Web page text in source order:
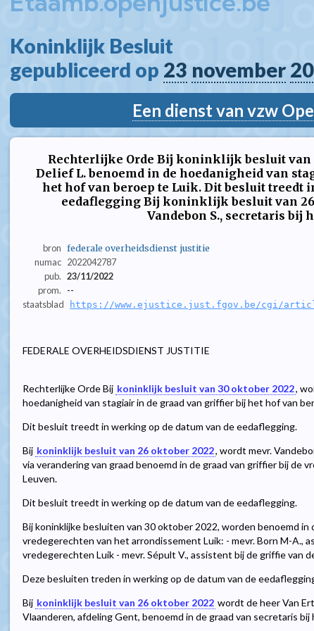
Koninklijk Besluit
gepubliceerd op 23 november
Een dienst van vzw
Rechterlijke Orde Bij koninklijk besluit van
Delief L. benoemd in de hoedanigheid van
het hof van beroep te Luik. Dit besluit treedt
eedaflegging Bij koninklijk besluit van
Vandebon S., secretaris bij
bron federale overheidsdienst justitie
numac 2022042787
pub. 23/11/2022
prom.
--
staatsblad
https://www.ejustice.just.fgov.be/cgi/
FEDERALE OVERHEIDSDIENST JUSTITIE
Rechterlijke Orde Bij koninklijk besluit van 30 oktober 2022,
hoedanigheid van stagiair in de graad van griffier bij het hof van
Dit besluit treedt in werking op de datum van de eedaflegging.
Bij koninklijk besluit van 26 oktober 2022, wordt mevr.
via verandering van graad benoemd in de graad van griffier bij de
Leuven.
Dit besluit treedt in werking op de datum van de eedaflegging.
Bij koninklijke besluiten van 30 oktober 2022, worden benoemd in
vredegerechten van het arrondissement Luik: - mevr. Born M-A.,
vredegerechten Luik - mevr. Sépult V., assistent bij de griffie van
Deze besluiten treden in werking op de datum van de
Bij koninklijk besluit van 26 oktober 2022 wordt de heer Van
Vlaanderen, afdeling Gent, benoemd in de graad van secretaris